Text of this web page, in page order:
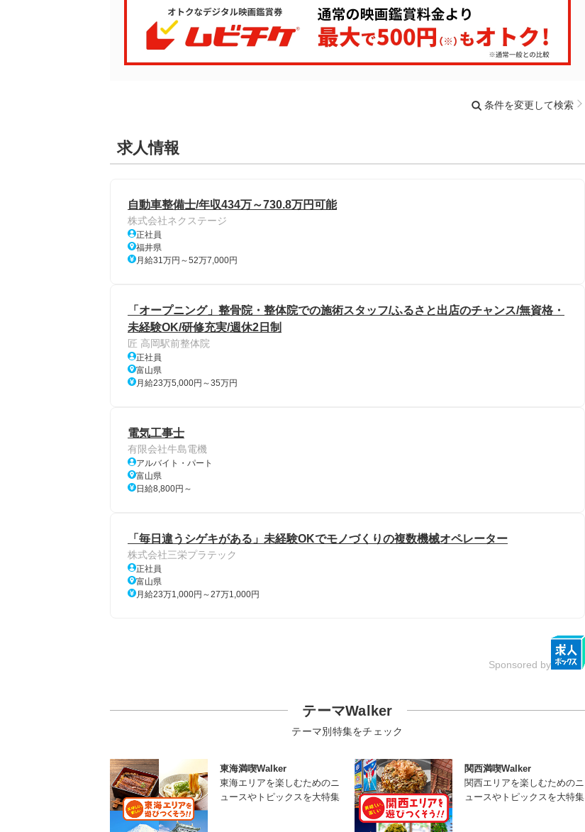
条件を変更して検索
求人情報
自動車整備士/年収434万～730.8万円可能
株式会社ネクステージ
正社員
福井県
月給31万円～52万7,000円
「オープニング」整骨院・整体院での施術スタッフ/ふるさと出店のチャンス/無資格・
未経験OK/研修充実/週休2日制
匠 高岡駅前整体院
正社員
富山県
月給23万5,000円～35万円
電気工事士
有限会社牛島電機
アルバイト・パート
富山県
日給8,800円～
「毎日違うシゲキがある」未経験OKでモノづくりの複数機械オペレーター
株式会社三栄プラテック
正社員
富山県
月給23万1,000円～27万1,000円
Sponsored by
テーマWalker
テーマ別特集をチェック
東海満喫Walker
東海エリアを楽しむためのニ
ュースやトピックスを大特集
関西満喫Walker
関西エリアを楽しむためのニ
ュースやトピックスを大特集